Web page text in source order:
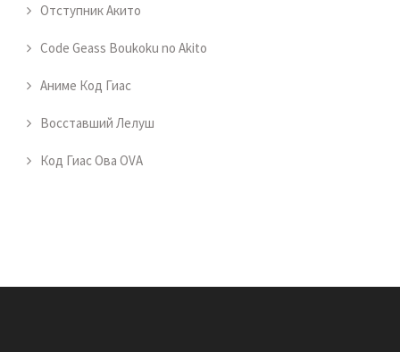
Отступник Акито
Code Geass Boukoku no Akito
Аниме Код Гиас
Восставший Лелуш
Код Гиас Ова OVA